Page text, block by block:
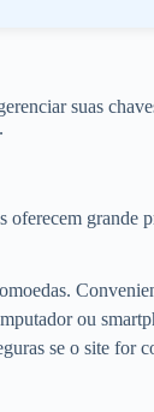
suas
ou
se o site for